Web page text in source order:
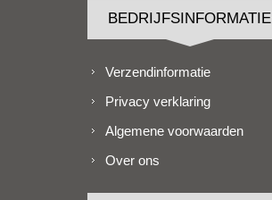
BEDRIJFSINFORMATIE
Verzendinformatie
Privacy verklaring
Algemene voorwaarden
Over ons